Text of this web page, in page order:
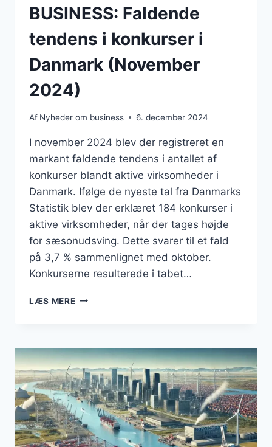
BUSINESS: Faldende
tendens i konkurser i
Danmark (November
2024)
Af Nyheder om business 6. december 2024
I november 2024 blev der registreret en
markant faldende tendens i antallet af
konkurser blandt aktive virksomheder i
Danmark. Ifølge de nyeste tal fra Danmarks
Statistik blev der erklæret 184 konkurser i
aktive virksomheder, når der tages højde
for sæsonudsving. Dette svarer til et fald
på 3,7 % sammenlignet med oktober.
Konkurserne resulterede i tabet…
LÆS MEREBUSINESS:
KONKURSER
I
DANMARK
(NOVEMBER
2024)